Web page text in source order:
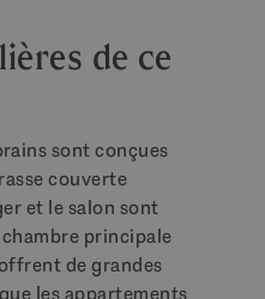
de ce
sont conçues
couverte
et le salon sont
principale
de grandes
les appartements